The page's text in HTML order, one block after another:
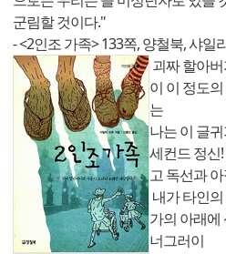
군림할 것이다."
- <2인조 가족> 133쪽, 양철북, 샤일
괴짜 할아
이 이 정도
는
나는 이 글
세컨드 정신
고 독선과
내가 타인
가의 아래에
너그러이